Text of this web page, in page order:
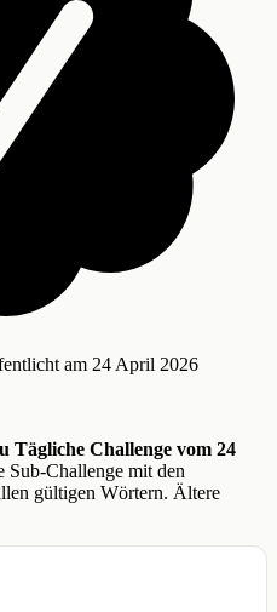
am 24 April 2026
Tägliche Challenge vom 24
Sub-Challenge mit den
gültigen Wörtern. Ältere